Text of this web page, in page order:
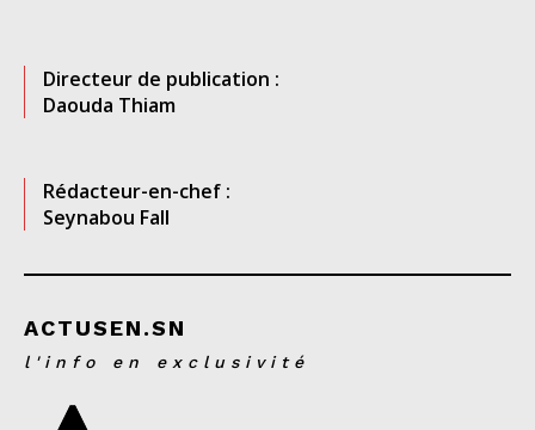
Directeur de publication :
Daouda Thiam
Rédacteur-en-chef :
Seynabou Fall
ACTUSEN.SN
l'info en exclusivité